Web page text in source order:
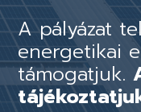
A pályázat
energetikai
támogatjuk.